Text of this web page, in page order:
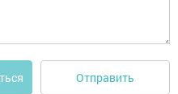
Отправить